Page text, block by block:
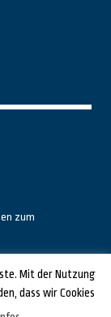
zum
LUCID.BERLIN
Mit der Nutzung
dass wir Cookies